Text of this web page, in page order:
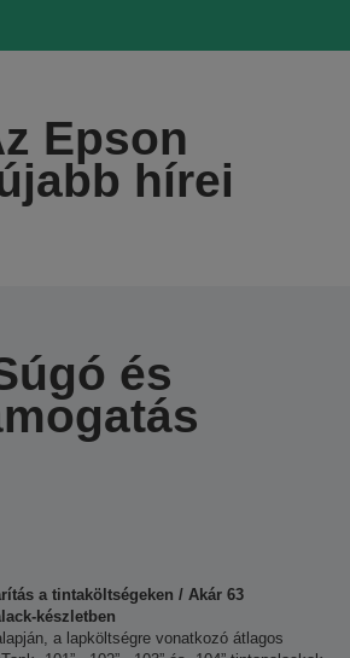
Epson
hírei
és
a tintaköltségeken / Akár 63
készletben
a lapköltségre vonatkozó átlagos